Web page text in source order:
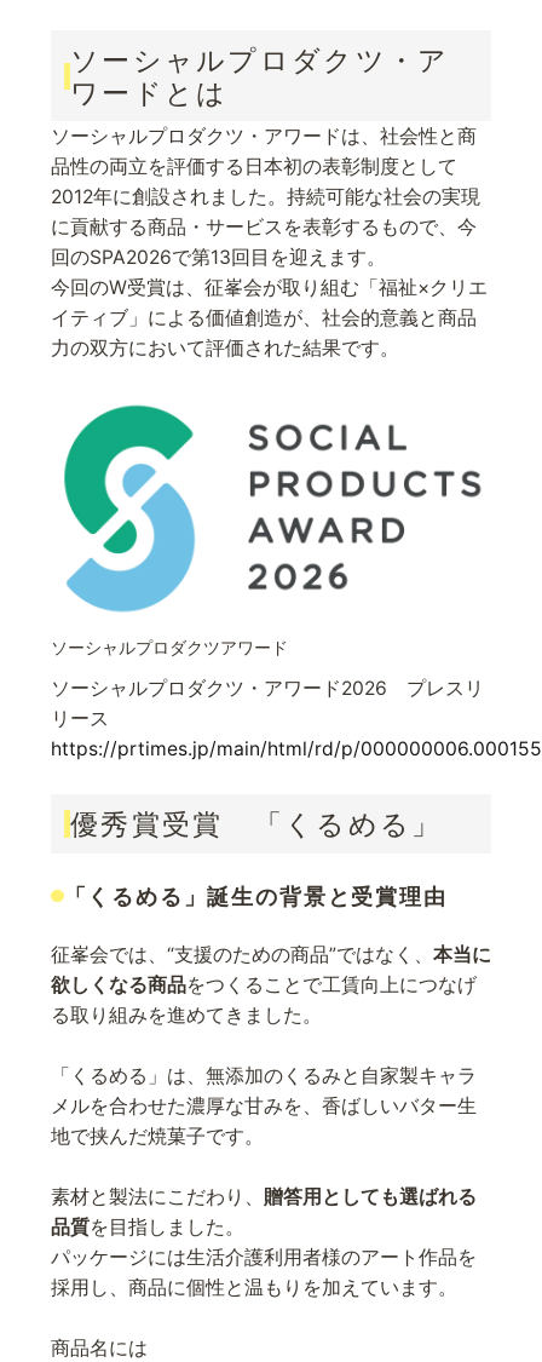
ソーシャルプロダクツ・ア
ワードとは
ソーシャルプロダクツ・アワードは、社会性と商
品性の両立を評価する日本初の表彰制度として
2012年に創設されました。持続可能な社会の実現
に貢献する商品・サービスを表彰するもので、今
回のSPA2026で第13回目を迎えます。
今回のW受賞は、征峯会が取り組む「福祉×クリエ
イティブ」による価値創造が、社会的意義と商品
力の双方において評価された結果です。
ソーシャルプロダクツアワード
ソーシャルプロダクツ・アワード2026 プレスリ
リース
https://prtimes.jp/main/html/rd/p/
優秀賞受賞 「くるめる」
「くるめる」誕生の背景と受賞理由
征峯会では、“支援のための商品”ではなく、 本当に
欲しくなる商品をつくることで工賃向上につなげ
る取り組みを進めてきました。
「くるめる」は、無添加のくるみと自家製キャラ
メルを合わせた濃厚な甘みを、香ばしいバター生
地で挟んだ焼菓子です。
素材と製法にこだわり、 贈答用としても選ばれる
品質を目指しました。
パッケージには生活介護利用者様のアート作品を
採用し、商品に個性と温もりを加えています。
商品名には